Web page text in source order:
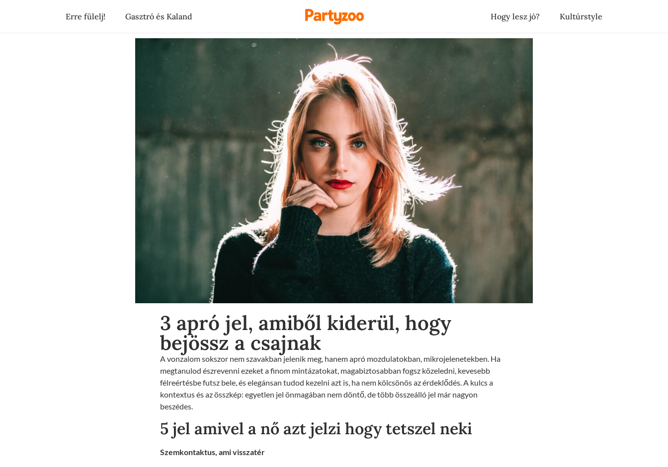
Erre fülelj! Gasztró és Kaland Hogy lesz jó? Kultúrstyle
3 apró jel, amiből kiderül, hogy
bejössz a csajnak
A vonzalom sokszor nem szavakban jelenik meg, hanem apró mozdulatokban, mikrojelenetekben. Ha
megtanulod észrevenni ezeket a finom mintázatokat, magabiztosabban fogsz közeledni, kevesebb
félreértésbe futsz bele, és elegánsan tudod kezelni azt is, ha nem kölcsönös az érdeklődés. A kulcs a
kontextus és az összkép: egyetlen jel önmagában nem döntő, de több összeálló jel már nagyon
beszédes.
5 jel amivel a nő azt jelzi hogy tetszel neki
Szemkontaktus, ami visszatér